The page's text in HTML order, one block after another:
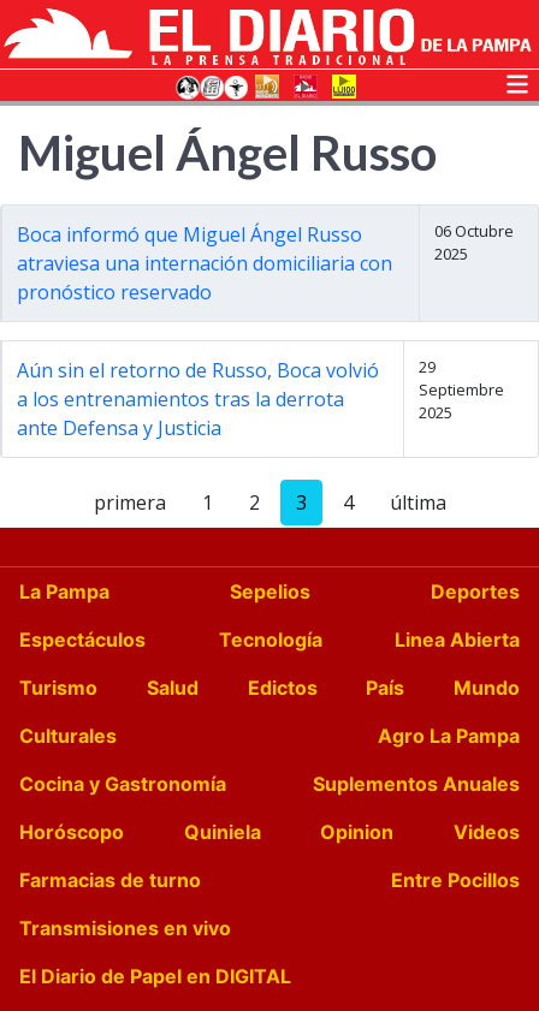
Miguel Ángel Russo
Boca informó que Miguel Ángel Russo
atraviesa una internación domiciliaria con
pronóstico reservado
06 Octubre
2025
Aún sin el retorno de Russo, Boca volvió
a los entrenamientos tras la derrota
ante Defensa y Justicia
29
Septiembre
2025
primera 1 2 3 4 última
La Pampa Sepelios
Deportes
Espectáculos
Tecnología
Linea Abierta
Turismo
Salud Edictos País
Mundo
Culturales
Agro La Pampa
Cocina y Gastronomía
Suplementos Anuales
Horóscopo
Quiniela Opinion
Videos
Farmacias de turno
Entre Pocillos
Transmisiones en vivo
El Diario de Papel en DIGITAL